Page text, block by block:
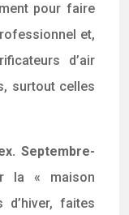
pour faire
et,
d’air
surtout celles
Septembre-
la « maison
faites